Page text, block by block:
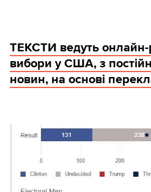
ТЕКСТИ ведуть
вибори у США, з
новин, на основі